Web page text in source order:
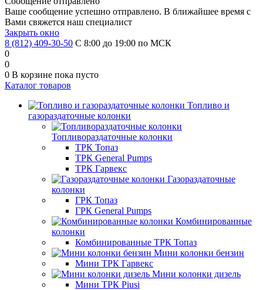
Ваше сообщение успешно отправлено. В ближайшее время с
Вами свяжется наш специалист
Закрыть окно
8 (812) 409-30-50 С 8:00 до 19:00 по МСК
0
0
0 В корзине пока пусто
Каталог товаров
Топливо и
газораздаточные колонки
Топливораздаточные колонки
ТРК Топаз
ТРК General Pumps
ТРК Гарвекс
Газораздаточные
колонки
ГРК Топаз
ГРК General Pumps
Комбинированные
колонки
Комбинированные ТРК Топаз
Мини колонки бензин
Мини ТРК Гарвекс
Мини колонки дизель
Мини ТРК Piusi